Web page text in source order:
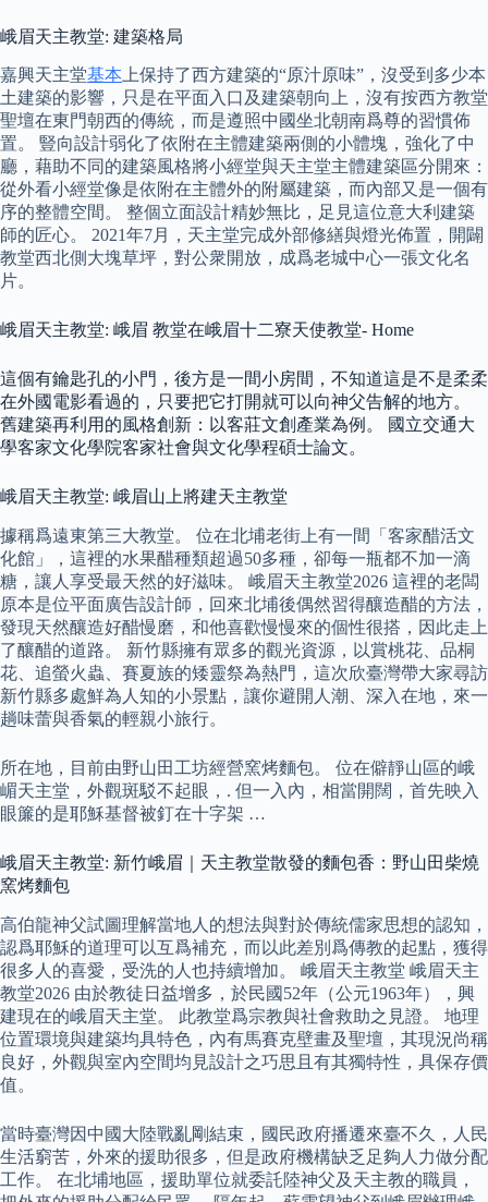
峨眉天主教堂: 建築格局
嘉興天主堂基本 上保持了西方建築的“原汁原味”，沒受到多少本
土建築的影響，只是在平面入口及建築朝向上，沒有按西方教堂
聖壇在東門朝西的傳統，而是遵照中國坐北朝南爲尊的習慣佈
置。 豎向設計弱化了依附在主體建築兩側的小體塊，強化了中
廳，藉助不同的建築風格將小經堂與天主堂主體建築區分開來：
從外看小經堂像是依附在主體外的附屬建築，而內部又是一個有
序的整體空間。 整個立面設計精妙無比，足見這位意大利建築
師的匠心。 2021年7月，天主堂完成外部修繕與燈光佈置，開闢
教堂西北側大塊草坪，對公衆開放，成爲老城中心一張文化名
片。
峨眉天主教堂: 峨眉 教堂在峨眉十二寮天使教堂- Home
這個有鑰匙孔的小門，後方是一間小房間，不知道這是不是柔柔
在外國電影看過的，只要把它打開就可以向神父告解的地方。
舊建築再利用的風格創新：以客莊文創產業為例。 國立交通大
學客家文化學院客家社會與文化學程碩士論文。
峨眉天主教堂: 峨眉山上將建天主教堂
據稱爲遠東第三大教堂。 位在北埔老街上有一間「客家醋活文
化館」，這裡的水果醋種類超過50多種，卻每一瓶都不加一滴
糖，讓人享受最天然的好滋味。 峨眉天主教堂2026 這裡的老闆
原本是位平面廣告設計師，回來北埔後偶然習得釀造醋的方法，
發現天然釀造好醋慢磨，和他喜歡慢慢來的個性很搭，因此走上
了釀醋的道路。 新竹縣擁有眾多的觀光資源，以賞桃花、品桐
花、追螢火蟲、賽夏族的矮靈祭為熱門，這次欣臺灣帶大家尋訪
新竹縣多處鮮為人知的小景點，讓你避開人潮、深入在地，來一
趟味蕾與香氣的輕親小旅行。
所在地，目前由野山田工坊經營窯烤麵包。 位在僻靜山區的峨
嵋天主堂，外觀斑駁不起眼，. 但一入內，相當開闊，首先映入
眼簾的是耶穌基督被釘在十字架 …
峨眉天主教堂: 新竹峨眉｜天主教堂散發的麵包香：野山田柴燒
窯烤麵包
高伯龍神父試圖理解當地人的想法與對於傳統儒家思想的認知，
認爲耶穌的道理可以互爲補充，而以此差別爲傳教的起點，獲得
很多人的喜愛，受洗的人也持續增加。 峨眉天主教堂 峨眉天主
教堂2026 由於教徒日益增多，於民國52年（公元1963年），興
建現在的峨眉天主堂。 此教堂爲宗教與社會救助之見證。 地理
位置環境與建築均具特色，內有馬賽克壁畫及聖壇，其現況尚稱
良好，外觀與室內空間均見設計之巧思且有其獨特性，具保存價
值。
當時臺灣因中國大陸戰亂剛結束，國民政府播遷來臺不久，人民
生活窮苦，外來的援助很多，但是政府機構缺乏足夠人力做分配
工作。 在北埔地區，援助單位就委託陸神父及天主教的職員，